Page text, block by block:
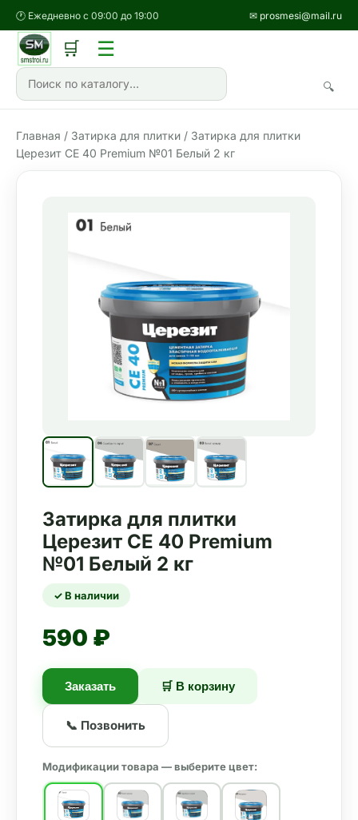
🕐 Ежедневно с 09:00 до 19:00 ✉ prosmesi@mail.ru
🔍
🛒 ☰
Главная / Затирка для плитки / Затирка для плитки
Церезит СЕ 40 Premium №01 Белый 2 кг
Затирка для плитки
Церезит СЕ 40 Premium
№01 Белый 2 кг
✓ В наличии
590 ₽
Заказать 🛒 В корзину
📞 Позвонить
Модификации товара — выберите цвет: